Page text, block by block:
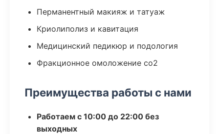
Перманентный макияж и татуаж
Криолиполиз и кавитация
Медицинский педикюр и подология
Фракционное омоложение co2
Преимущества работы с нами
Работаем с 10:00 до 22:00 без
выходных